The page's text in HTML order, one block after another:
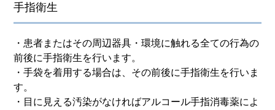
手指衛生
・患者またはその周辺器具・環境に触れる全ての行為の
前後に手指衛生を行います。
・手袋を着用する場合は、その前後に手指衛生を行いま
す。
・目に見える汚染がなければアルコール手指消毒薬によ